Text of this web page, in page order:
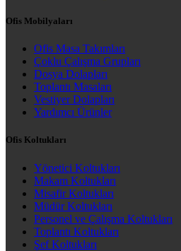
Ofis Mobilyaları
Ofis Masa Takımları
Çoklu Çalışma Grupları
Dosya Dolapları
Toplantı Masaları
Vestiyer Dolapları
Yardımcı Ürünler
Ofis Koltukları
Yönetici Koltukları
Makam Koltukları
Misafir Koltukları
Müdür Koltukları
Personel ve Çalışma Koltukları
Toplantı Koltukları
Şef Koltukları